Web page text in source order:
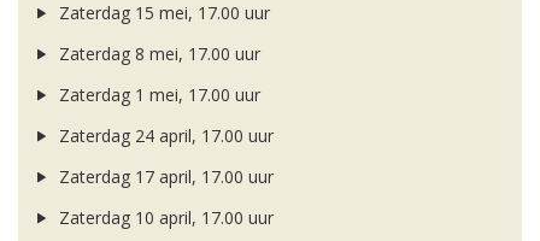
Zaterdag 15 mei, 17.00 uur
Zaterdag 8 mei, 17.00 uur
Zaterdag 1 mei, 17.00 uur
Zaterdag 24 april, 17.00 uur
Zaterdag 17 april, 17.00 uur
Zaterdag 10 april, 17.00 uur